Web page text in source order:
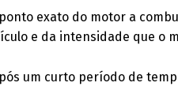
exato do motor a
e da intensidade que o
um curto período de